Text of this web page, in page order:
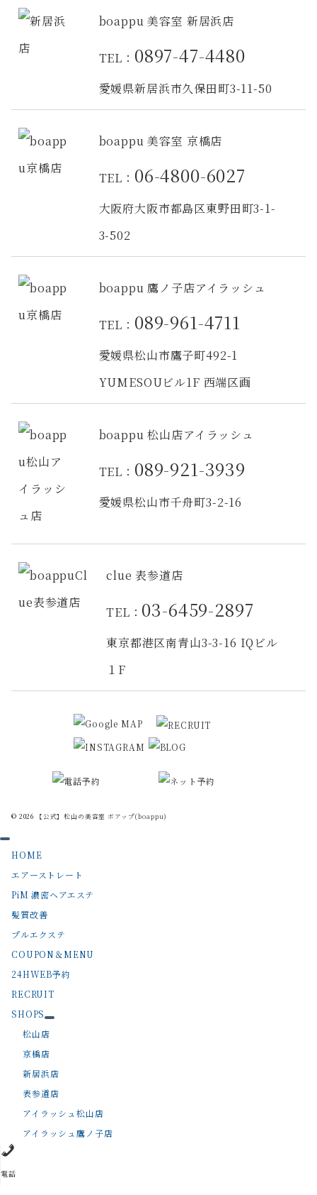
boappu 美容室 新居浜店
TEL： 0897-47-4480
愛媛県新居浜市久保田町3-11-50
boappu 美容室 京橋店
TEL： 06-4800-6027
大阪府大阪市都島区東野田町3-1-
3-502
boappu 鷹ノ子店アイラッシュ
TEL： 089-961-4711
愛媛県松山市鷹子町492-1
YUMESOUビル1F 西端区画
boappu 松山店アイラッシュ
TEL： 089-921-3939
愛媛県松山市千舟町3-2-16
clue 表参道店
TEL： 03-6459-2897
東京都港区南青山3-3-16 IQビル
１F
© 2026 【公式】松山の美容室 ボアップ(boappu)
HOME
エアーストレート
PiM 濃密ヘアエステ
髪質改善
プルエクステ
COUPON＆MENU
24HWEB予約
RECRUIT
SHOPS
松山店
京橋店
新居浜店
表参道店
アイラッシュ松山店
アイラッシュ鷹ノ子店
電話